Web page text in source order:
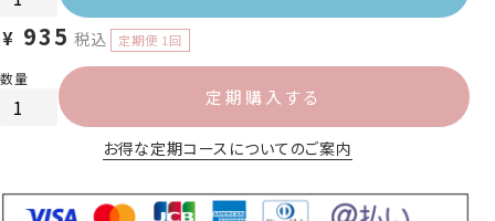
¥ 935 税込
定期購入する
お得な定期コースについてのご案内